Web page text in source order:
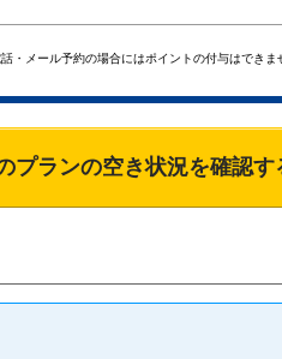
・メール予約の場合にはポイントの付与はできま
プランの空き状況を確認す